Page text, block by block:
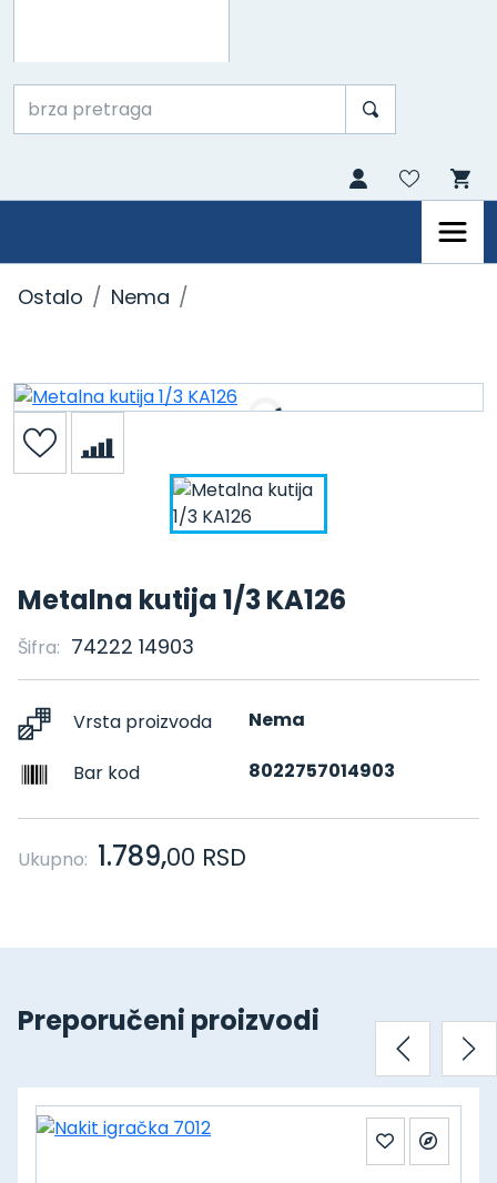
Ostalo Nema
Metalna kutija 1/3 KA126
Šifra: 74222 14903
Vrsta proizvoda Nema
Bar kod 8022757014903
Ukupno: 1.789,00 RSD
Preporučeni proizvodi